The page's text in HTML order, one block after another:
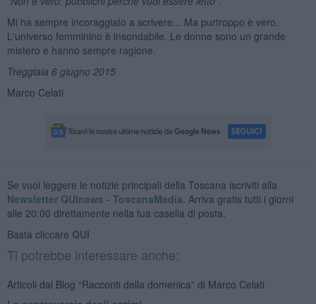
Mi ha sempre incoraggiato a scrivere... Ma purtroppo è vero.
L'universo femminino è insondabile. Le donne sono un grande
mistero e hanno sempre ragione.
Treggiaia 6 giugno 2015
Marco Celati
Se vuoi leggere le notizie principali della Toscana iscriviti alla
Newsletter QUInews - ToscanaMedia. Arriva gratis tutti i giorni
alle 20:00 direttamente nella tua casella di posta.
Basta cliccare QUI
Ti potrebbe interessare anche:
Articoli dal Blog “Racconti della domenica” di Marco Celati